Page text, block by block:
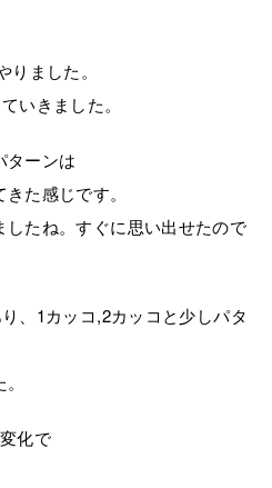
ました。
いきました。
ターンは
た感じです。
たね。すぐに思い出せたので
、1カッコ,2カッコと少しパタ
化で